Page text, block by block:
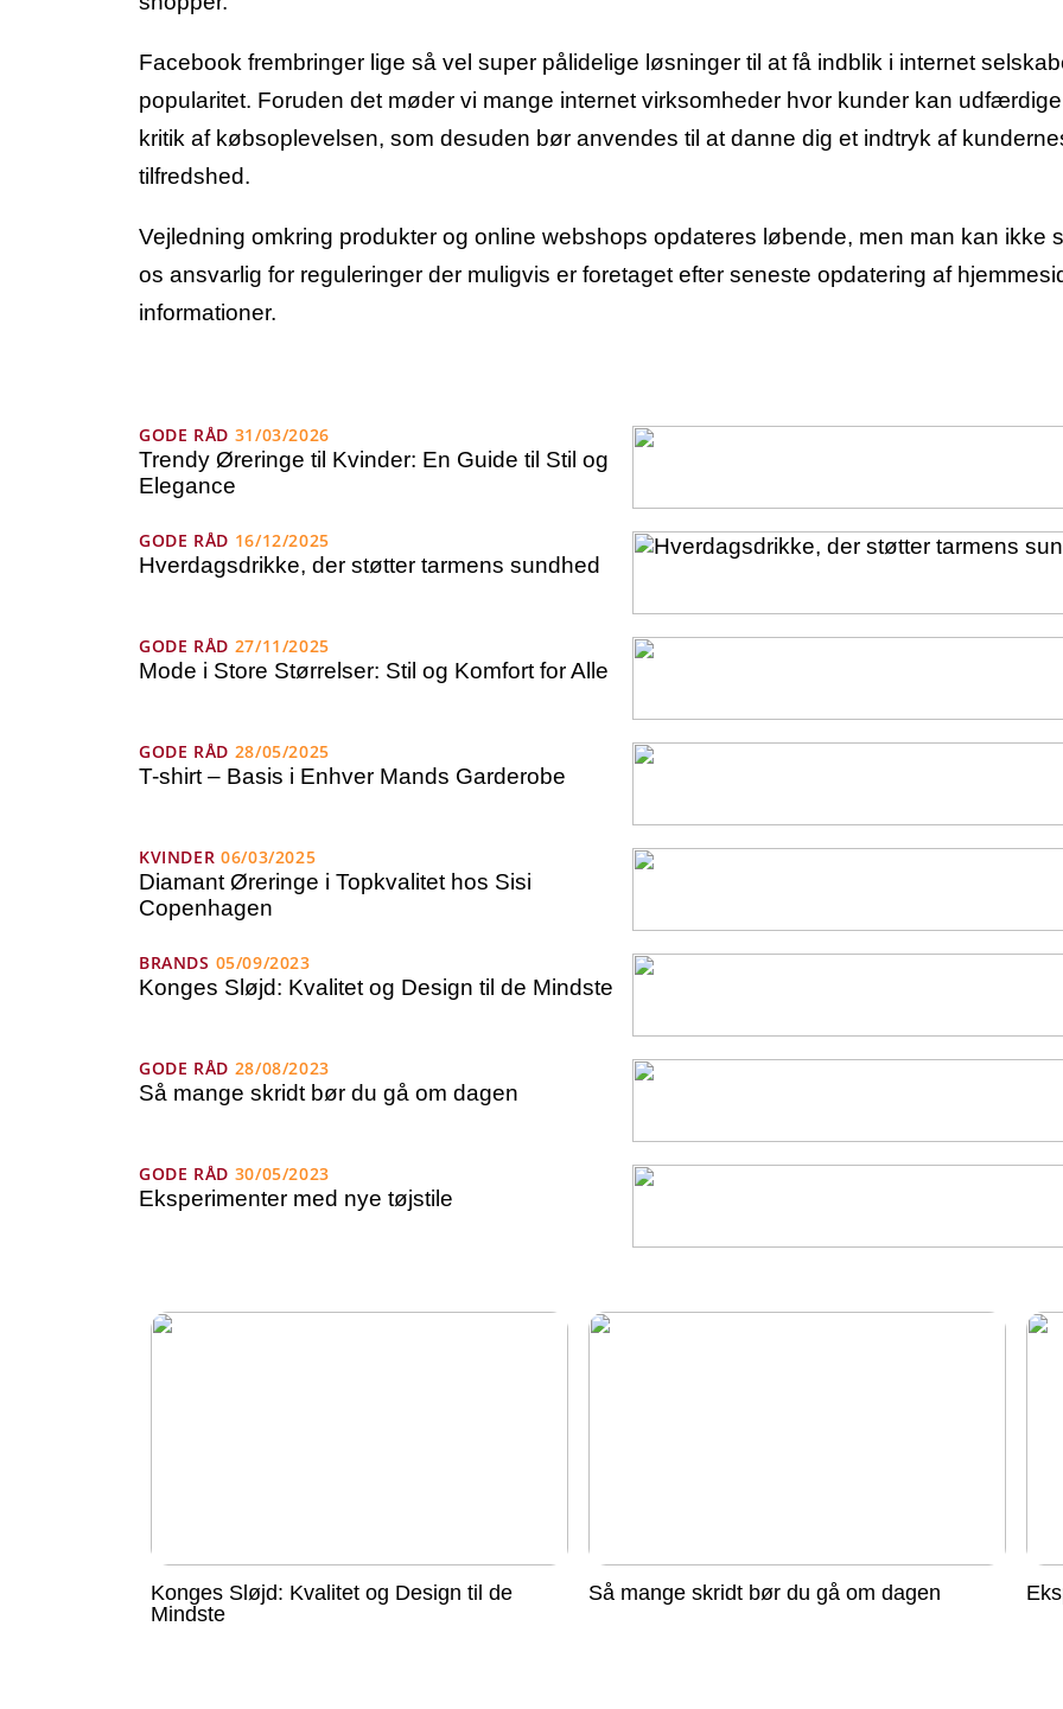
Facebook frembringer lige så vel super pålidelige løsninger til at få indblik i internet
popularitet. Foruden det møder vi mange internet virksomheder hvor kunder kan
kritik af købsoplevelsen, som desuden bør anvendes til at danne dig et indtryk af
tilfredshed.
Vejledning omkring produkter og online webshops opdateres løbende, men man kan ikke
os ansvarlig for reguleringer der muligvis er foretaget efter seneste opdatering af
informationer.
GODE RÅD 31/03/2026
Trendy Øreringe til Kvinder: En Guide til Stil og
Elegance
GODE RÅD 16/12/2025
Hverdagsdrikke, der støtter tarmens sundhed
GODE RÅD 27/11/2025
Mode i Store Størrelser: Stil og Komfort for Alle
GODE RÅD 28/05/2025
T-shirt – Basis i Enhver Mands Garderobe
KVINDER 06/03/2025
Diamant Øreringe i Topkvalitet hos Sisi
Copenhagen
BRANDS 05/09/2023
Konges Sløjd: Kvalitet og Design til de Mindste
GODE RÅD 28/08/2023
Så mange skridt bør du gå om dagen
GODE RÅD 30/05/2023
Eksperimenter med nye tøjstile
Konges Sløjd: Kvalitet og Design til de
Mindste
Så mange skridt bør du gå om dagen